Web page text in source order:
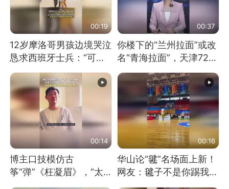
00:19
12岁摩洛哥男孩边境哭泣
恳求西班牙士兵：“可不
可以不要把我遣返回国”
00:37
你楼下的“兰州拉面”或改
名“青海拉面”，天津72家
面馆已集体更换招牌
00:14
博主口技模仿古
筝“弹”《枉凝眉》，“太
像了～你是吃古筝长大的
00:16
华山论“毽”名场面上新！
网友：毽子不是你踢我
捡，我踢你捡吗